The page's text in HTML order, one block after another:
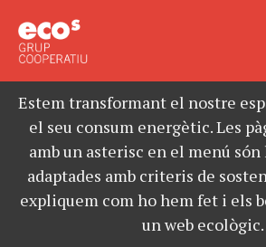
Estem transformant el nostre
el seu consum energètic. Les
amb un asterisc en el menú són
adaptades amb criteris de
expliquem com ho hem fet i els
un web ecològic.